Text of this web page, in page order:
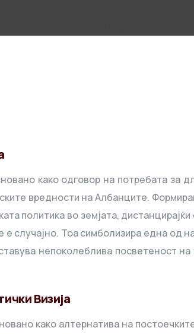
како одговор на потребата за
вредности на Албанците.
политика во земјата,
случајно. Тоа симболизира една од
непоколеблива посветеност
Визија
како алтернатива на